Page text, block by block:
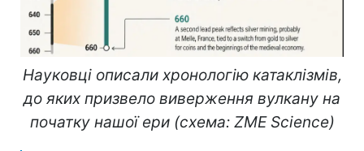
Науковці описали хронологію катаклізмів,
до яких призвело виверження вулкану на
початку нашої ери (схема: ZME Science)